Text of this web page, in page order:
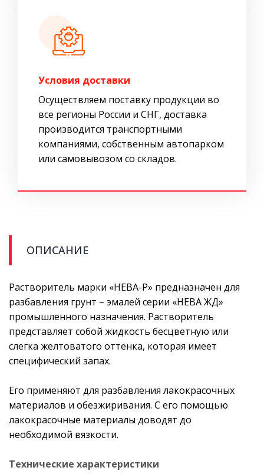
Условия доставки
Осуществляем поставку продукции во
все регионы России и СНГ, доставка
производится транспортными
компаниями, собственным автопарком
или самовывозом со складов.
ОПИСАНИЕ
Растворитель марки «НЕВА-Р» предназначен для
разбавления грунт – эмалей серии «НЕВА ЖД»
промышленного назначения. Растворитель
представляет собой жидкость бесцветную или
слегка желтоватого оттенка, которая имеет
специфический запах.
Его применяют для разбавления лакокрасочных
материалов и обезжиривания. С его помощью
лакокрасочные материалы доводят до
необходимой вязкости.
Технические характеристики